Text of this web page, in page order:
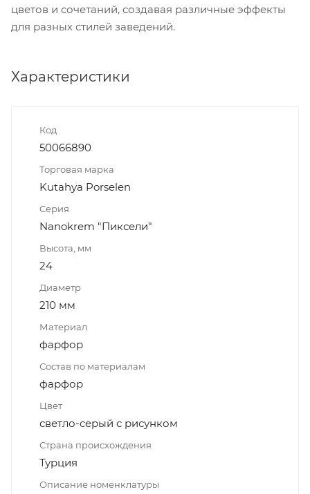
цветов и сочетаний, создавая различные эффекты
для разных стилей заведений.
Характеристики
Код
50066890
Торговая марка
Kutahya Porselen
Серия
Nanokrem "Пиксели"
Высота, мм
24
Диаметр
210 мм
Материал
фарфор
Состав по материалам
фарфор
Цвет
светло-серый с рисунком
Страна происхождения
Турция
Описание номенклатуры